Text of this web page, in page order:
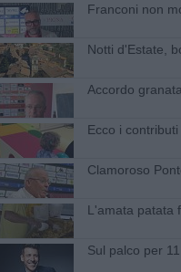
Franconi non
Notti d'Estate,
Accordo
Ecco i
Clamoroso
L'amata patata
Sul palco per